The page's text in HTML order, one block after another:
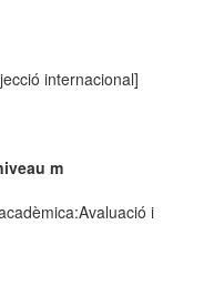
internacional]
m
i